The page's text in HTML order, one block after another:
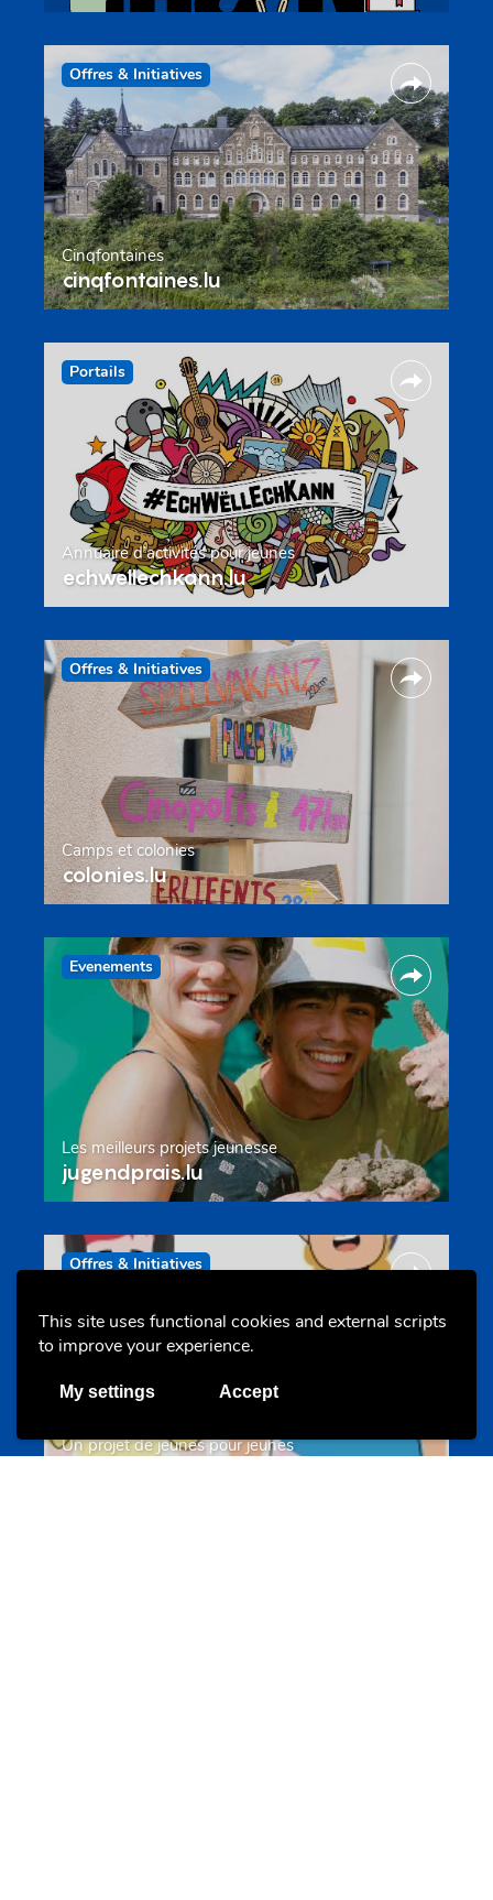
This site uses functional cookies and external scripts
to improve your experience.
My settings Accept
Offres & Initiatives
Cinqfontaines
cinqfontaines.lu
Portails
Annuaire d’activités pour jeunes
echwellechkann.lu
Offres & Initiatives
Camps et colonies
colonies.lu
Evenements
Les meilleurs projets jeunesse
jugendprais.lu
Offres & Initiatives
Un projet de jeunes pour jeunes